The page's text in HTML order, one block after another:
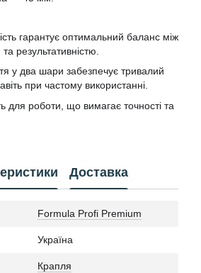
гарантує оптимальний баланс між
результативністю.
у два шари забезпечує тривалий
при частому використанні.
для роботи, що вимагає точності та
Доставка
Formula Profi Premium
Україна
Крапля